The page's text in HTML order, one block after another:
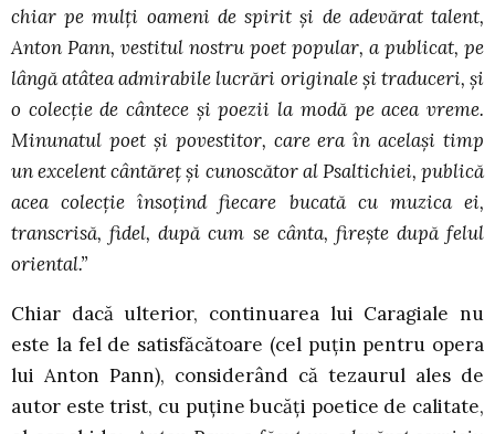
chiar pe mulţi oameni de spirit şi de adevărat talent,
Anton Pann, vestitul nostru poet popular, a publicat, pe
lângă atâtea admirabile lucrări originale şi traduceri, şi
o colecţie de cântece şi poezii la modă pe acea vreme.
Minunatul poet şi povestitor, care era în acelaşi timp
un excelent cântăreţ şi cunoscător al Psaltichiei, publică
acea colecţie însoţind fiecare bucată cu muzica ei,
transcrisă, fidel, după cum se cânta, fireşte după felul
oriental.”
Chiar dacă ulterior, continuarea lui Caragiale nu
este la fel de satisfăcătoare (cel puţin pentru opera
lui Anton Pann), considerând că tezaurul ales de
autor este trist, cu puţine bucăţi poetice de calitate,